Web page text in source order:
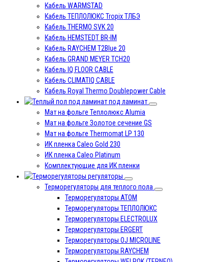
Кабель WARMSTAD
Кабель ТЕПЛОЛЮКС Tropix ТЛБЭ
Кабель THERMO SVK 20
Кабель HEMSTEDT BR-IM
Кабель RAYCHEM T2Blue 20
Кабель GRAND MEYER TCH20
Кабель IQ FLOOR CABLE
Кабель CLIMATIQ CABLE
Кабель Royal Thermo Doublepower Cable
под ламинат
Мат на фольге Теплолюкс Alumia
Мат на фольге Золотое сечение GS
Мат на фольге Thermomat LP 130
ИК пленка Caleo Gold 230
ИК пленка Caleo Platinum
Комплектующие для ИК пленки
регуляторы
Терморегуляторы для теплого пола
Терморегуляторы ATOM
Терморегуляторы ТЕПЛОЛЮКС
Терморегуляторы ELECTROLUX
Терморегуляторы ERGERT
Терморегуляторы OJ MICROLINE
Терморегуляторы RAYCHEM